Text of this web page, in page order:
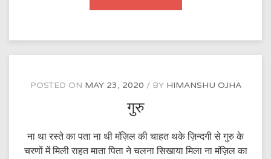
POSTED ON MAY 23, 2020 BY HIMANSHU OJHA
गुरु
ना था रस्ते का पता ना थी मंज़िल की चाहत थके ज़िन्दगी से गुरु के
चरणों में मिली राहत माता पिता ने चलना सिखाया मिला ना मंज़िल का